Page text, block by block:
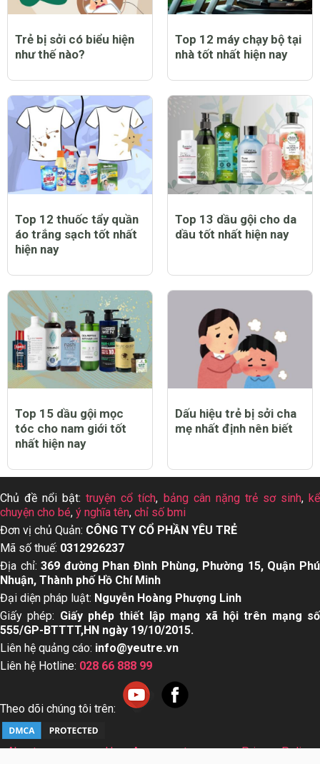
Trẻ bị sởi có biểu hiện
như thế nào?
Top 12 máy chạy bộ tại
nhà tốt nhất hiện nay
Top 12 thuốc tẩy quần
áo trắng sạch tốt nhất
hiện nay
Top 13 dầu gội cho da
dầu tốt nhất hiện nay
Top 15 dầu gội mọc
tóc cho nam giới tốt
nhất hiện nay
Dấu hiệu trẻ bị sởi cha
mẹ nhất định nên biết
Chủ đề nổi bật:truyện cổ tích, bảng cân nặng trẻ sơ sinh,kể
chuyện cho bé, ý nghĩa tên, chỉ số bmi
Đơn vị chủ Quản: CÔNG TY CỔ PHẦN YÊU TRẺ
Mã số thuế: 0312926237
Địa chỉ:369 đường Phan Đình Phùng, Phường 15, Quận Phú
Nhuận, Thành phố Hồ Chí Minh
Đại diện pháp luật: Nguyễn Hoàng Phượng Linh
Giấy phép: Giấy phép thiết lập mạng xã hội trên mạng số
555/GP-BTTTT,HN ngày 19/10/2015.
Liên hệ quảng cáo: info@yeutre.vn
Liên hệ Hotline: 028 66 888 99
Theo dõi chúng tôi trên:
About us User Agreement
Privacy Policy